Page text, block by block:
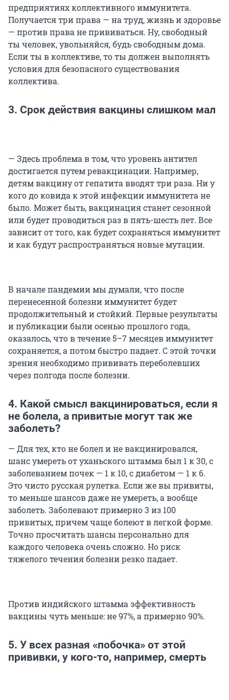
предприятиях коллективного иммунитета.
Получается три права — на труд, жизнь и здоровье
— против права не прививаться. Ну, свободный
ты человек, увольняйся, будь свободным дома.
Если ты в коллективе, то ты должен выполнять
условия для безопасного существования
коллектива.
3. Срок действия вакцины слишком мал
— Здесь проблема в том, что уровень антител
достигается путем ревакцинации. Например,
детям вакцину от гепатита вводят три раза. Ни у
кого до ковида к этой инфекции иммунитета не
было. Может быть, вакцинация станет сезонной
или будет проводиться раз в пять-шесть лет. Все
зависит от того, как будет сохраняться иммунитет
и как будут распространяться новые мутации.
В начале пандемии мы думали, что после
перенесенной болезни иммунитет будет
продолжительный и стойкий. Первые результаты
и публикации были осенью прошлого года,
оказалось, что в течение 5–7 месяцев иммунитет
сохраняется, а потом быстро падает. С этой точки
зрения необходимо прививать переболевших
через полгода после болезни.
4. Какой смысл вакцинироваться, если я
не болела, а привитые могут так же
заболеть?
— Для тех, кто не болел и не вакцинировался,
шанс умереть от уханьского штамма был 1 к 30, с
заболеванием почек — 1 к 10, с диабетом — 1 к 6.
Это чисто русская рулетка. Если же вы привиты,
то меньше шансов даже не умереть, а вообще
заболеть. Заболевают примерно 3 из 100
привитых, причем чаще болеют в легкой форме.
Точно просчитать шансы персонально для
каждого человека очень сложно. Но риск
тяжелого течения болезни резко падает.
Против индийского штамма эффективность
вакцины чуть меньше: не 97%, а примерно 90%.
5. У всех разная «побочка» от этой
прививки, у кого-то, например, смерть